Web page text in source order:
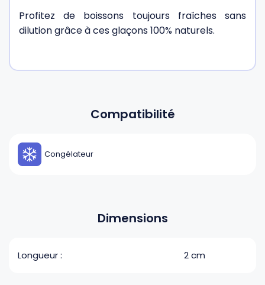
Profitez de boissons toujours fraîches sans
dilution grâce à ces glaçons 100% naturels.
Compatibilité
Congélateur
Dimensions
Longueur : 2 cm